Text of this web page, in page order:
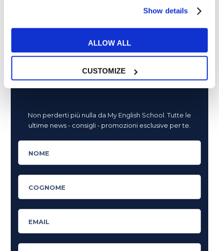
Show details
ALLOW ALL
CUSTOMIZE
Ti è piaciuto l'articolo?
Non perderti più nulla da My English School. Tutte le
ultime news - consigli - promozioni esclusive per te.